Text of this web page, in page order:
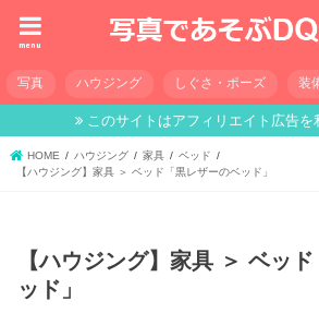
menu
写真 ハウジング しぐさ・ポーズ 装
このサイトはアフィリエイト広告を
HOME ハウジング 家具
ベッド
【ハウジング】家具 ＞ ベッド「黒レザーのベッド」
【ハウジング】家具 ＞ ベッ
ッド」